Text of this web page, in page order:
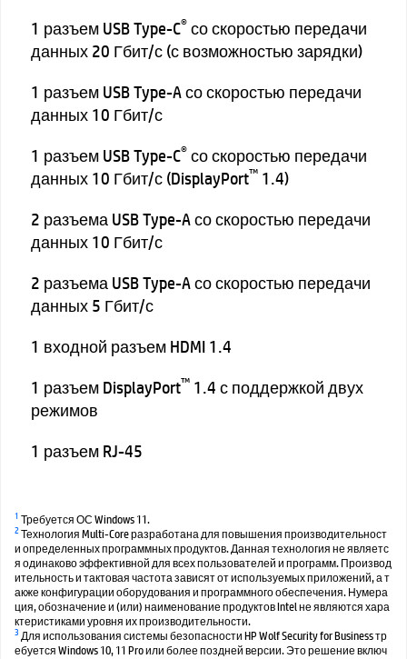
1 разъем USB Type-C® со скоростью передачи
данных 20 Гбит/с (с возможностью зарядки)
1 разъем USB Type-A со скоростью передачи
данных 10 Гбит/с
1 разъем USB Type-C® со скоростью передачи
данных 10 Гбит/с (DisplayPort™ 1.4)
2 разъема USB Type-A со скоростью передачи
данных 10 Гбит/с
2 разъема USB Type-A со скоростью передачи
данных 5 Гбит/с
1 входной разъем HDMI 1.4
1 разъем DisplayPort™ 1.4 с поддержкой двух
режимов
1 разъем RJ-45
1 Требуется ОС Windows 11.
2Технология Multi-Core разработана для повышения производительност
и определенных программных продуктов. Данная технология не являетс
я одинаково эффективной для всех пользователей и программ. Производ
ительность и тактовая частота зависят от используемых приложений, а т
акже конфигурации оборудования и программного обеспечения. Нумера
ция, обозначение и (или) наименование продуктов Intel не являются хара
ктеристиками уровня их производительности.
3 Для использования системы безопасности HP Wolf Security for Business тр
ебуется Windows 10, 11 Pro или более поздней версии. Это решение включ